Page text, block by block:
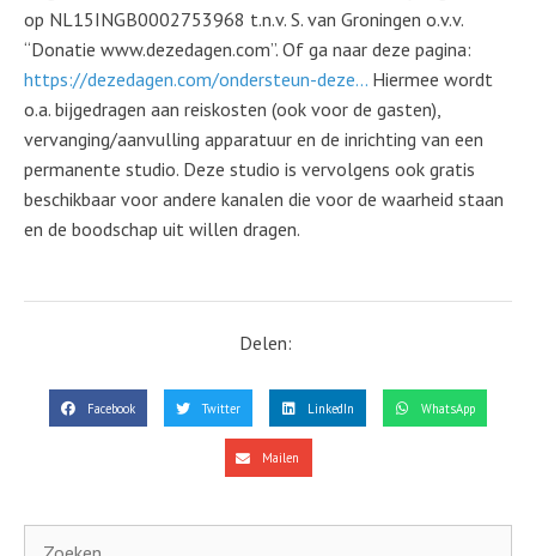
op NL15INGB0002753968 t.n.v. S. van Groningen o.v.v.
“Donatie www.dezedagen.com”. Of ga naar deze pagina:
https://dezedagen.com/ondersteun-deze… Hiermee wordt
o.a. bijgedragen aan reiskosten (ook voor de gasten),
vervanging/aanvulling apparatuur en de inrichting van een
permanente studio. Deze studio is vervolgens ook gratis
beschikbaar voor andere kanalen die voor de waarheid staan
en de boodschap uit willen dragen.
Delen:
Facebook Twitter LinkedIn WhatsApp
Mailen